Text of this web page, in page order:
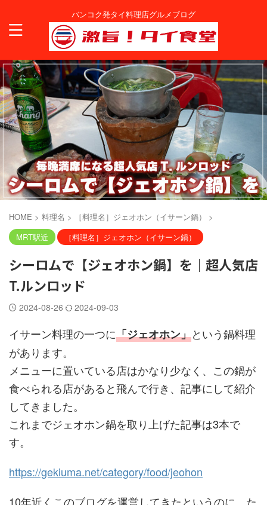
バンコク発タイ料理店グルメブログ
HOME > 料理名 > ［料理名］ジェオホン（イサーン鍋）
>
MRT駅近
［料理名］ジェオホン（イサーン鍋）
シーロムで【ジェオホン鍋】を｜超人気店
T.ルンロッド
2024-08-26 2024-09-03
イサーン料理の一つに「ジェオホン」という鍋料理
があります。
メニューに置いている店はかなり少なく、この鍋が
食べられる店があると飛んで行き、記事にして紹介
してきました。
これまでジェオホン鍋を取り上げた記事は3本で
す。
https://gekiuma.net/category/food/jeohon
10年近くこのブログを運営してきたというのに、た